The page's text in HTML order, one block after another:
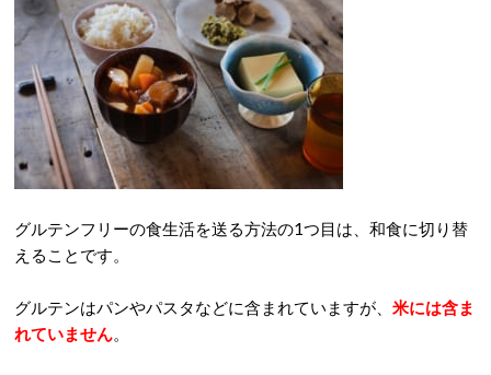
グルテンフリーの食生活を送る方法の1つ目は、和食に切り替
えることです。
グルテンはパンやパスタなどに含まれていますが、 米には含ま
れていません。